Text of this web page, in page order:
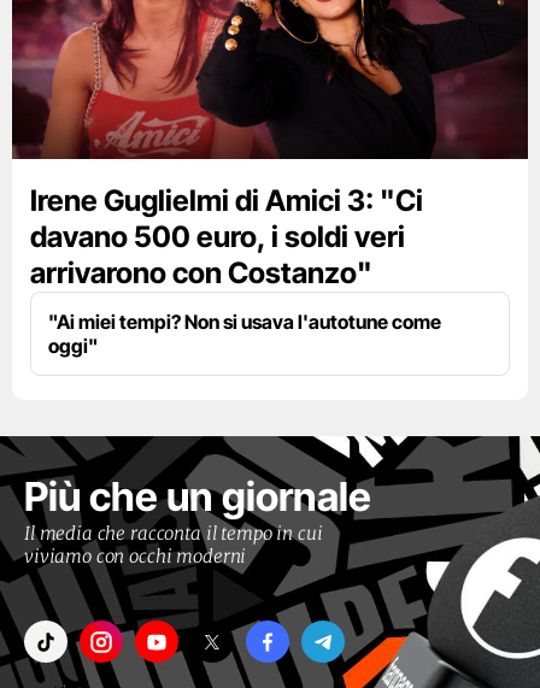
Irene Guglielmi di Amici 3: "Ci
davano 500 euro, i soldi veri
arrivarono con Costanzo"
"Ai miei tempi? Non si usava l'autotune come
oggi"
Più che un giornale
Il media che racconta il tempo in cui
viviamo con occhi moderni